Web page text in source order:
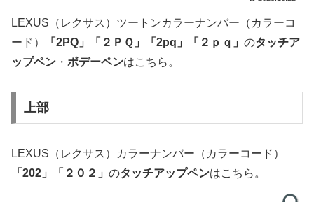
LEXUS（レクサス）ツートンカラーナンバー（カラーコ
ード）
「 2PQ」 「２ＰＱ」 「2pq」「２ｐｑ」 のタッチア
ップペン ・ ボデーペンはこちら。
上部
LEXUS（レクサス）カラーナンバー（カラーコード）
「 202 」 「２０２」 のタッチアップペンはこちら。